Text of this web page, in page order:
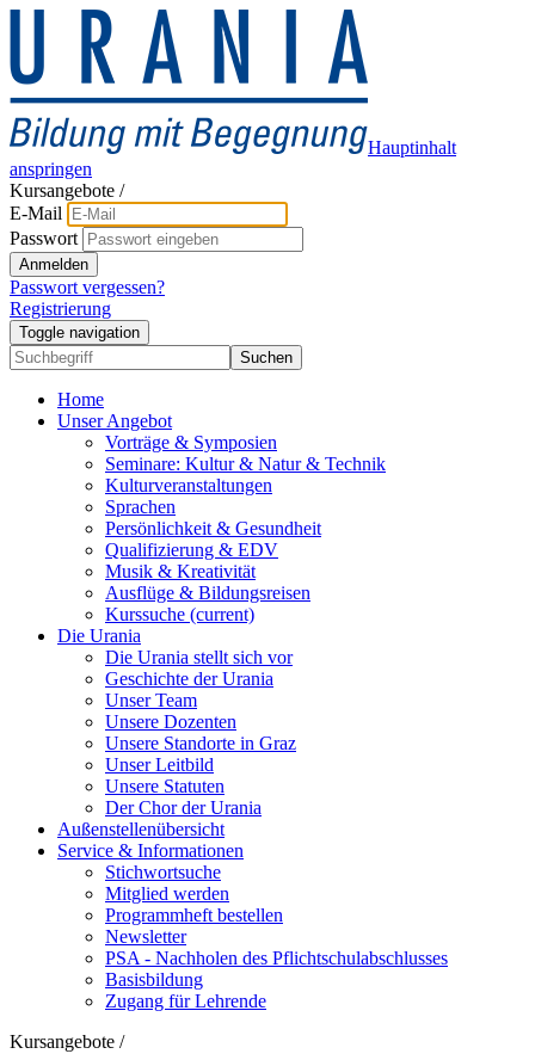
Hauptinhalt
anspringen
Kursangebote /
E-Mail
Passwort
Anmelden
Passwort vergessen?
Registrierung
Toggle navigation
Suchen
Home
Unser Angebot
Vorträge & Symposien
Seminare: Kultur & Natur & Technik
Kulturveranstaltungen
Sprachen
Persönlichkeit & Gesundheit
Qualifizierung & EDV
Musik & Kreativität
Ausflüge & Bildungsreisen
Kurssuche (current)
Die Urania
Die Urania stellt sich vor
Geschichte der Urania
Unser Team
Unsere Dozenten
Unsere Standorte in Graz
Unser Leitbild
Unsere Statuten
Der Chor der Urania
Außenstellenübersicht
Service & Informationen
Stichwortsuche
Mitglied werden
Programmheft bestellen
Newsletter
PSA - Nachholen des Pflichtschulabschlusses
Basisbildung
Zugang für Lehrende
Kursangebote /